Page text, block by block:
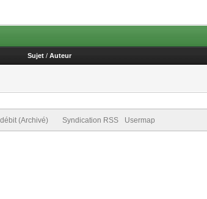
Sujet / Auteur
(Archivé) Syndication RSS Usermap